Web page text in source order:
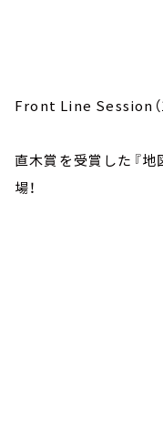
Front Line Session（
直木賞を受賞した『地
場！